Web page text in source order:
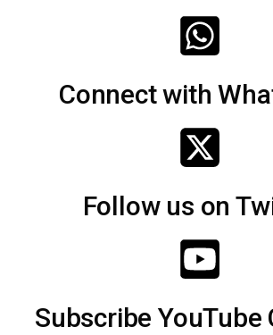
Connect with
Follow us on
Subscribe YouTube